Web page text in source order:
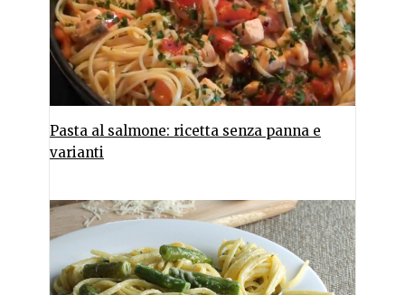
Pasta al salmone: ricetta senza panna e
varianti